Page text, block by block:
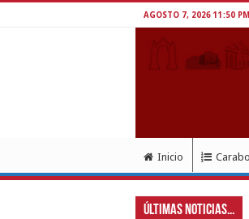
AGOSTO 7, 2026 11:50 PM
Inicio
Últimas Noticias...